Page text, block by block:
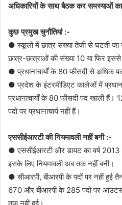
अधिकारियों के साथ बैठक कर समस्याओं का
कुछ प्रमुख चुनौतियां :-
● स्कूलों में छात्र संख्या तेजी से घटती जा
छात्र-छात्राओं की संख्या 10 या फिर
● प्रधानाचार्यों के 80 फीसदी से अधिक
● प्रदेश के इंटरमीडिएट कालेजों में
प्रधानाचार्यों के 80 फीसदी पद खाली
पदों पर प्रधानाचार्य नहीं हैं।
एससीईआरटी की नियमावली नहीं बनी :-
● एससीईआरटी और डायट का वर्ष 2013 में
इसके लिए नियमावली अब तक नहीं बनी।
● सीआरपी, बीआरपी के पदों पर नहीं हुई
670 और बीआरपी के 285 पदों पर